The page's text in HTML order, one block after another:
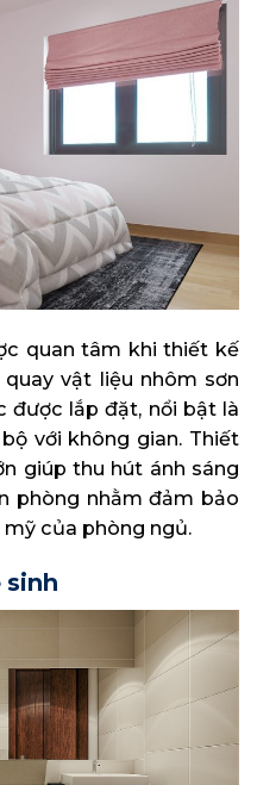
quan tâm khi thiết kế
vật liệu nhôm sơn
được lắp đặt, nổi bật là
với không gian. Thiết
giúp thu hút ánh sáng
phòng nhằm đảm bảo
của phòng ngủ.
sinh